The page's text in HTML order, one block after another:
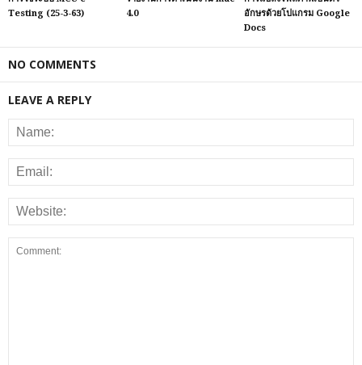
Testing (25-3-63)
4.0
อักษรด้วยโปแกรม Google
Docs
NO COMMENTS
LEAVE A REPLY